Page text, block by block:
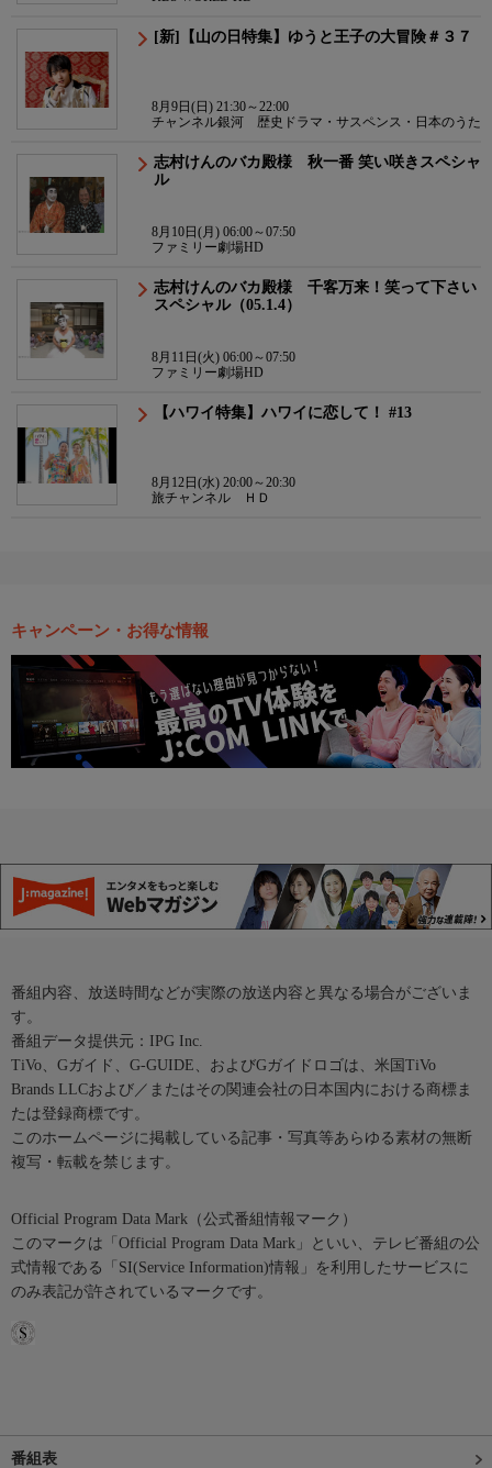
[新]【山の日特集】ゆうと王子の大冒険＃３７
8月9日(日) 21:30～22:00
チャンネル銀河 歴史ドラマ・サスペンス・日本のうた
志村けんのバカ殿様 秋一番 笑い咲きスペシャ
ル
8月10日(月) 06:00～07:50
ファミリー劇場HD
志村けんのバカ殿様 千客万来！笑って下さい
スペシャル（05.1.4）
8月11日(火) 06:00～07:50
ファミリー劇場HD
【ハワイ特集】ハワイに恋して！ #13
8月12日(水) 20:00～20:30
旅チャンネル ＨＤ
キャンペーン・お得な情報
番組内容、放送時間などが実際の放送内容と異なる場合がございま
す。
番組データ提供元：IPG Inc.
TiVo、Gガイド、G-GUIDE、およびGガイドロゴは、米国TiVo
Brands LLCおよび／またはその関連会社の日本国内における商標ま
たは登録商標です。
このホームページに掲載している記事・写真等あらゆる素材の無断
複写・転載を禁じます。
Official Program Data Mark（公式番組情報マーク）
このマークは「Official Program Data Mark」といい、テレビ番組の公
式情報である「SI(Service Information)情報」を利用したサービスに
のみ表記が許されているマークです。
番組表